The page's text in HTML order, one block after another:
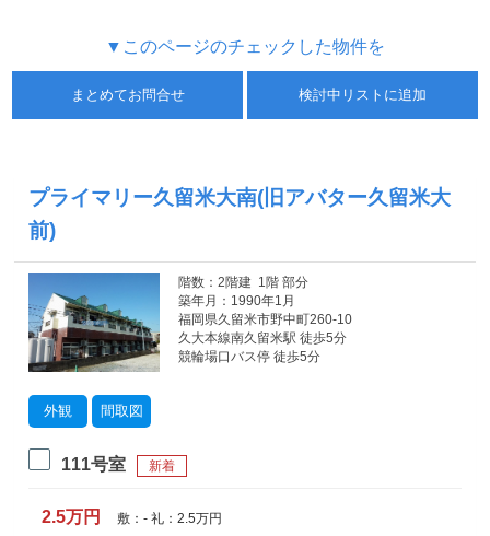
▼このページのチェックした物件を
まとめてお問合せ 検討中リストに追加
プライマリー久留米大南(旧アバター久留米大
前)
外観 間取図
階数：2階建 1階 部分
築年月：1990年1月
福岡県久留米市野中町260-10
久大本線南久留米駅 徒歩5分
競輪場口バス停 徒歩5分
111号室 新着
2.5万円 敷：- 礼：2.5万円